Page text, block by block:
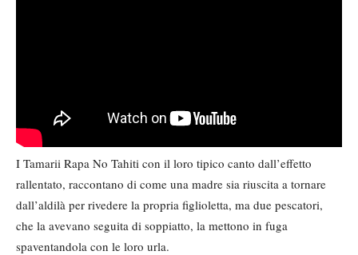
I Tamarii Rapa No Tahiti con il loro tipico canto dall’effetto
rallentato, raccontano di come una madre sia riuscita a tornare
dall’aldilà per rivedere la propria figlioletta, ma due pescatori,
che la avevano seguita di soppiatto, la mettono in fuga
spaventandola con le loro urla.